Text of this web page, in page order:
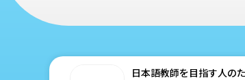
日本語教師を目指す人の